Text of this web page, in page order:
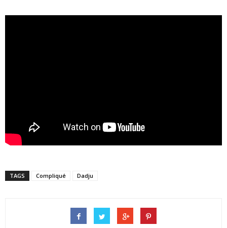
TAGS Compliqué Dadju